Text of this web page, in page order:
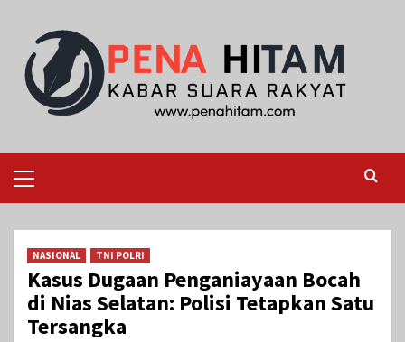
content
Menu
NASIONAL TNI POLRI
Kasus Dugaan Penganiayaan Bocah
di Nias Selatan: Polisi Tetapkan Satu
Tersangka